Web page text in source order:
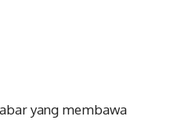
yang membawa